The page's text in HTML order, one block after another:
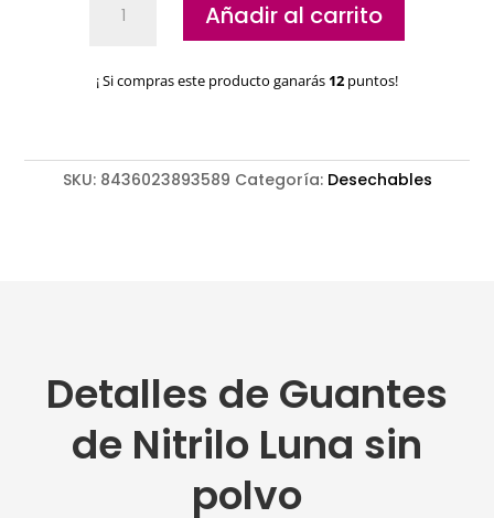
Luna
Añadir al carrito
¡ Si compras este producto ganarás 12 puntos!
SKU: 8436023893589 Categoría: Desechables
Detalles de Guantes
de Nitrilo Luna sin
polvo